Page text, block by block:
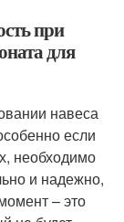
при
для
навеса
если
необходимо
и надежно,
– это